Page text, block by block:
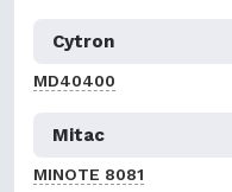
Cytron
MD40400
Mitac
MINOTE 8081